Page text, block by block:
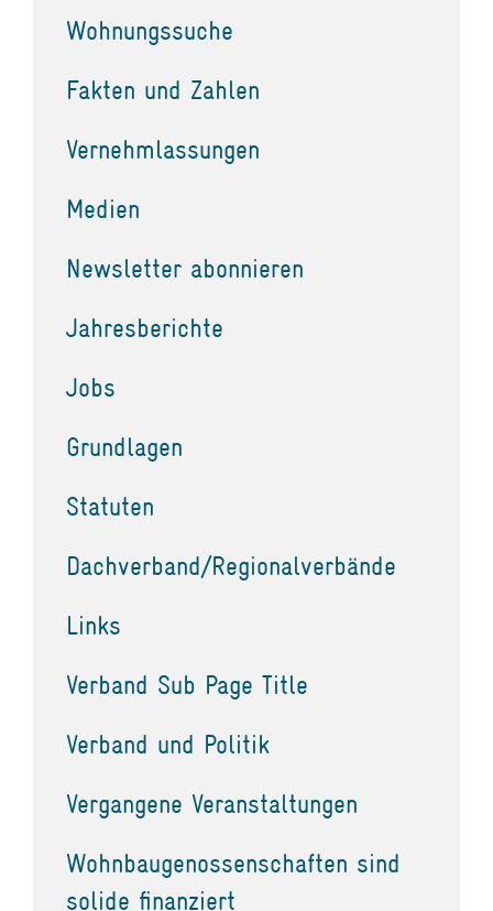
Wohnungssuche
Fakten und Zahlen
Vernehmlassungen
Medien
Newsletter abonnieren
Jahresberichte
Jobs
Grundlagen
Statuten
Dachverband/Regionalverbände
Links
Verband Sub Page Title
Verband und Politik
Vergangene Veranstaltungen
Wohnbaugenossenschaften sind
solide finanziert